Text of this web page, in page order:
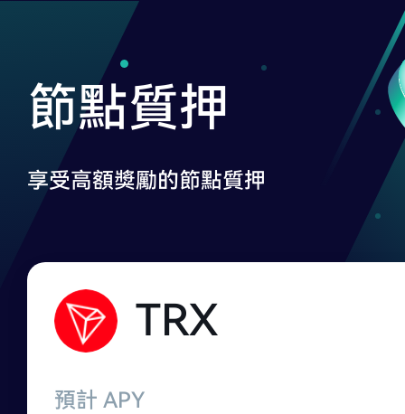
節點質押
享受高額獎勵的節點質押
TRX
預計 APY